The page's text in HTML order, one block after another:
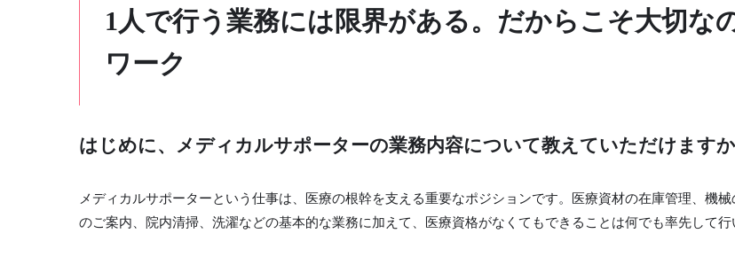
1人で行う業務には限界がある。だからこそ大切な
ワーク
はじめに、メディカルサポーターの業務内容について教えていただけます
メディカルサポーターという仕事は、医療の根幹を支える重要なポジションです。医療資材の在庫管理、機
のご案内、院内清掃、洗濯などの基本的な業務に加えて、医療資格がなくてもできることは何でも率先して行